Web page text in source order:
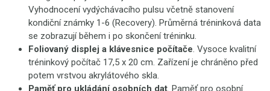
Vyhodnocení vydýchávacího pulsu včetně stanovení
kondiční známky 1-6 (Recovery). Průměrná tréninková data
se zobrazují během i po skončení tréninku.
Foliovaný displej a klávesnice počítače. Vysoce kvalitní
tréninkový počítač 17,5 x 20 cm. Zařízení je chráněno před
potem vrstvou akrylátového skla.
Paměť pro ukládání osobních dat. Paměť pro osobní